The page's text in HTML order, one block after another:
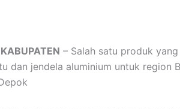
– Salah satu produk
dan jendela aluminium untuk region